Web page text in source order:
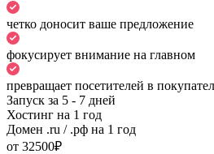
четко доносит ваше предложение
фокусирует внимание на главном
превращает посетителей в
Запуск за 5 - 7 дней
Хостинг на 1 год
Домен .ru / .рф на 1 год
от 32500₽